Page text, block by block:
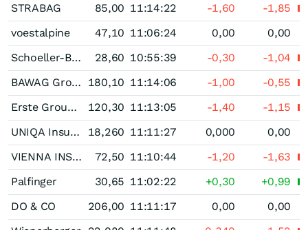
STRABAG
85,00 11:14:22 -1,60
-1,85
voestalpine
47,10 11:06:24 0,00
0,00
Schoeller-Bleckmann Oilfield Equipment
28,60 10:55:39 -0,30
-1,04
BAWAG Group
180,10 11:14:06 -1,00
-0,55
Erste Group Bank
120,30 11:13:05 -1,40
-1,15
UNIQA Insurance Group
18,260 11:11:27 0,000
0,00
VIENNA INSURANCE GROUP Wiener Versicherung Gruppe
72,50 11:10:44 -1,20
-1,63
Palfinger
30,65 11:02:22 +0,30
+0,99
DO & CO
206,00 11:11:17 0,00
0,00